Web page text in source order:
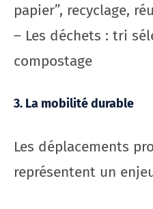
papier”, recyclage,
– Les déchets : tri
compostage
3. La mobilité durable
Les déplacements
représentent un